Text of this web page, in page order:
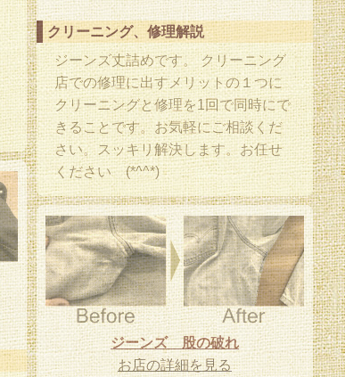
クリーニング、修理解説
ジーンズ丈詰めです。 クリーニング
店での修理に出すメリットの１つに
クリーニングと修理を1回で同時にで
きることです。お気軽にご相談くだ
さい。スッキリ解決します。お任せ
ください (*^^*)
ジーンズ 股の破れ
お店の詳細を見る